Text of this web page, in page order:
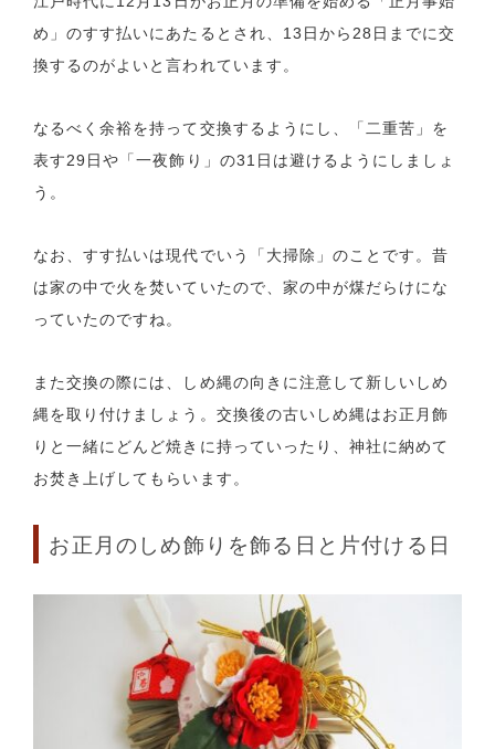
め」のすす払いにあたるとされ、13日から28日までに交
換するのがよいと言われています。
なるべく余裕を持って交換するようにし、「二重苦」を
表す29日や「一夜飾り」の31日は避けるようにしましょ
う。
なお、すす払いは現代でいう「大掃除」のことです。昔
は家の中で火を焚いていたので、家の中が煤だらけにな
っていたのですね。
また交換の際には、しめ縄の向きに注意して新しいしめ
縄を取り付けましょう。交換後の古いしめ縄はお正月飾
りと一緒にどんど焼きに持っていったり、神社に納めて
お焚き上げしてもらいます。
お正月のしめ飾りを飾る日と片付ける日